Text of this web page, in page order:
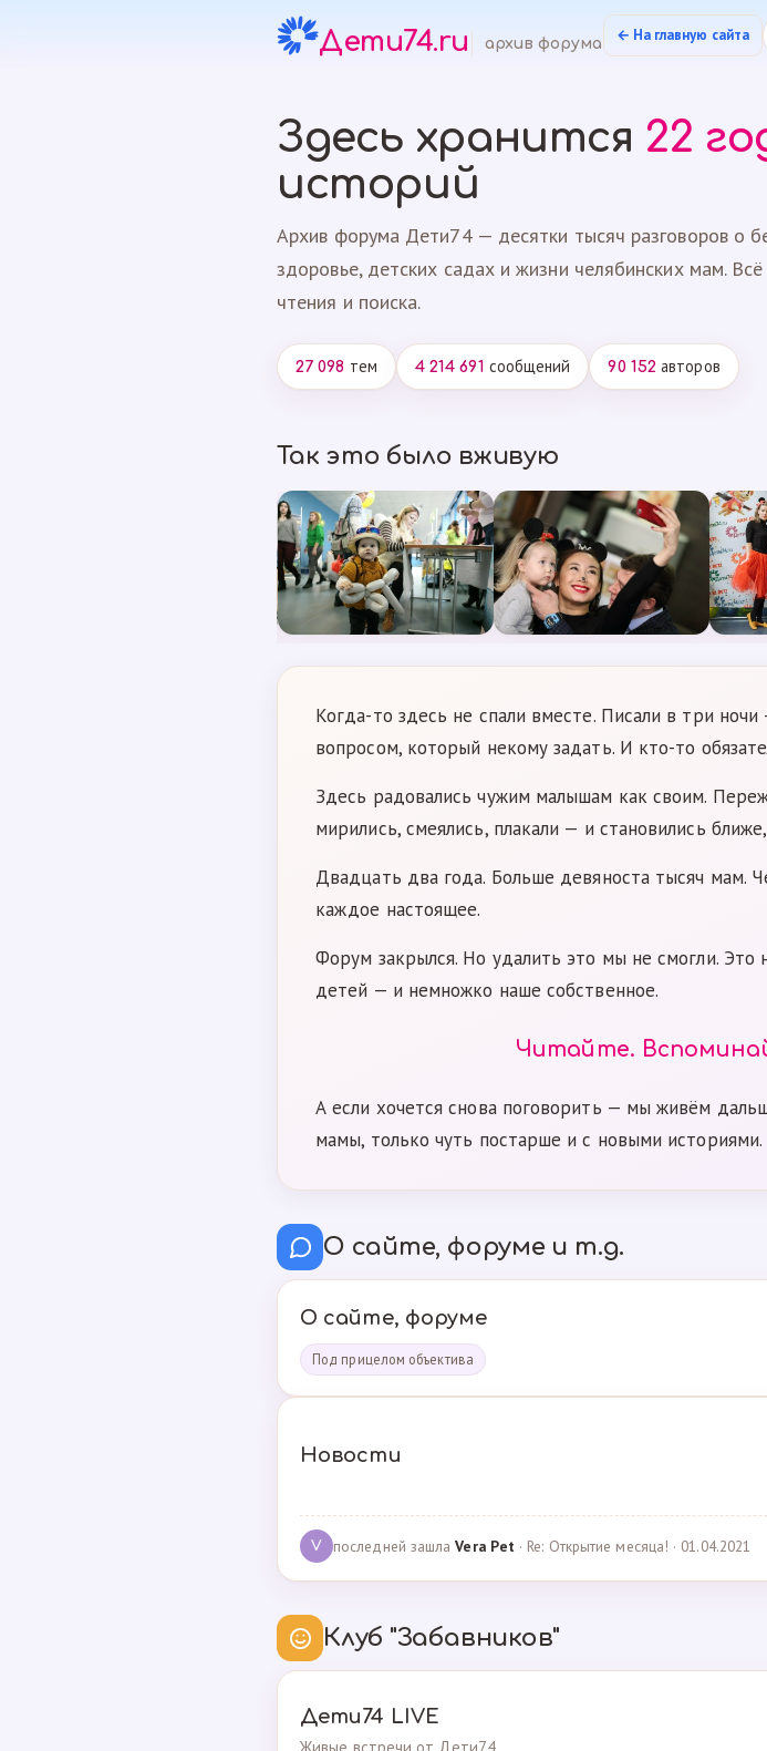
Дети74.ru архив форума ← На главную сайта
Здесь хранится 22
историй
Архив форума Дети74 — десятки тысяч разговоров о
здоровье, детских садах и жизни челябинских мам.
чтения и поиска.
27 098 тем 4 214 691 сообщений 90 152 авторов
Так это было вживую
Когда-то здесь не спали вместе. Писали в три
вопросом, который некому задать. И кто-то
Здесь радовались чужим малышам как своим.
мирились, смеялись, плакали — и становились
Двадцать два года. Больше девяноста тысяч мам.
каждое настоящее.
Форум закрылся. Но удалить это мы не смогли.
детей — и немножко наше собственное.
Читайте.
А если хочется снова поговорить — мы живём
мамы, только чуть постарше и с новыми историями.
О сайте, форуме и т.д.
О сайте, форуме
Под прицелом объектива
Новости
V последней зашлаVera Pet · Re: Открытие месяца! · 01.04.2021
Клуб "Забавников"
Дети74 LIVE
Живые встречи от Дети74